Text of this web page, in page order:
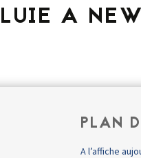
A
PLAN
A l’affiche